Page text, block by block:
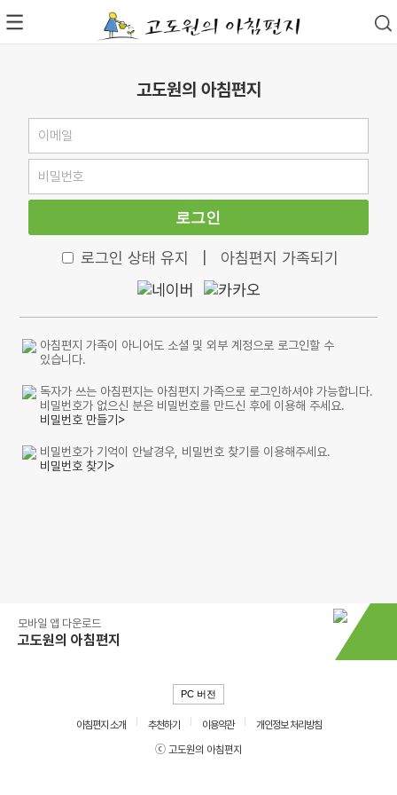
고도원의 아침편지
로그인
로그인 상태 유지 아침편지 가족되기
아침편지 가족이 아니어도 소셜 및 외부 계정으로 로그인할 수
있습니다.
독자가 쓰는 아침편지는 아침편지 가족으로 로그인하셔야 가능합니다.
비밀번호가 없으신 분은 비밀번호를 만드신 후에 이용해 주세요.
비밀번호 만들기>
비밀번호가 기억이 안날경우, 비밀번호 찾기를 이용해주세요.
비밀번호 찾기>
모바일 앱 다운로드
고도원의 아침편지
PC 버전
아침편지 소개 추천하기 이용약관
개인정보 처리방침
ⓒ 고도원의 아침편지